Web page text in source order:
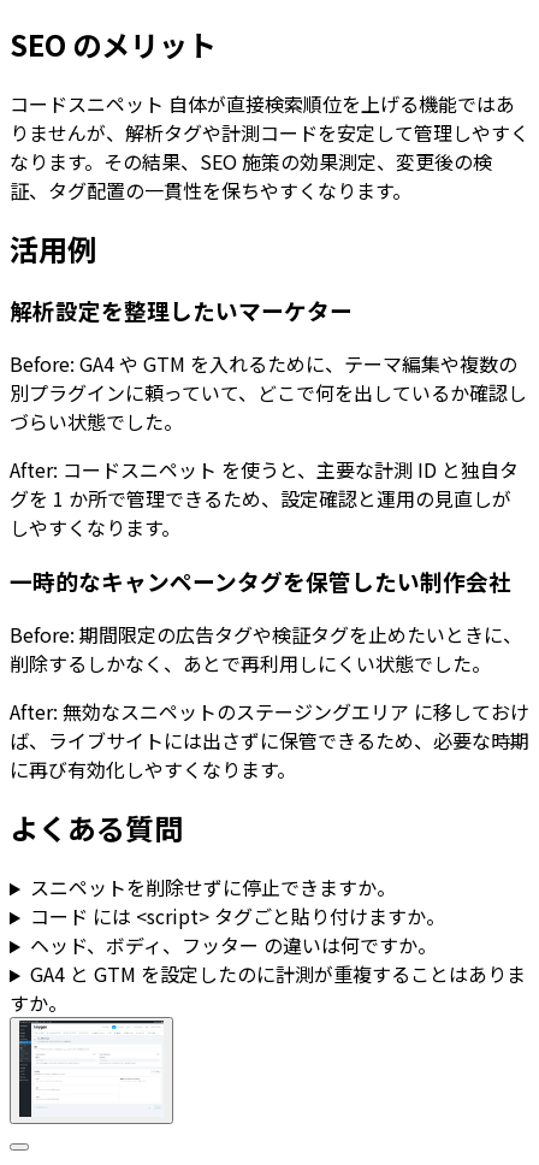
SEO のメリット
コードスニペット 自体が直接検索順位を上げる機能ではあ
りませんが、解析タグや計測コードを安定して管理しやすく
なります。その結果、SEO 施策の効果測定、変更後の検
証、タグ配置の一貫性を保ちやすくなります。
活用例
解析設定を整理したいマーケター
Before: GA4 や GTM を入れるために、テーマ編集や複数の
別プラグインに頼っていて、どこで何を出しているか確認し
づらい状態でした。
After: コードスニペット を使うと、主要な計測 ID と独自タ
グを 1 か所で管理できるため、設定確認と運用の見直しが
しやすくなります。
一時的なキャンペーンタグを保管したい制作会社
Before: 期間限定の広告タグや検証タグを止めたいときに、
削除するしかなく、あとで再利用しにくい状態でした。
After: 無効なスニペットのステージングエリア に移しておけ
ば、ライブサイトには出さずに保管できるため、必要な時期
に再び有効化しやすくなります。
よくある質問
スニペットを削除せずに停止できますか。
コード には <script>タグごと貼り付けますか。
ヘッド、 ボディ、 フッター の違いは何ですか。
GA4 と GTM を設定したのに計測が重複することはありま
すか。